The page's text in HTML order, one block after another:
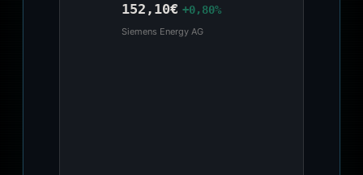
152,10€ +0,80%
Siemens Energy AG